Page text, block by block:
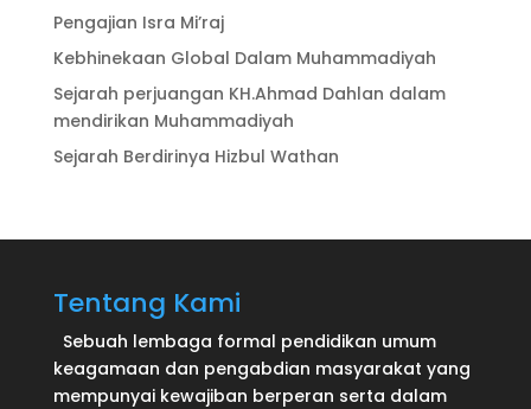
Pengajian Isra Mi’raj
Kebhinekaan Global Dalam Muhammadiyah
Sejarah perjuangan KH.Ahmad Dahlan dalam
mendirikan Muhammadiyah
Sejarah Berdirinya Hizbul Wathan
Tentang Kami
Sebuah lembaga formal pendidikan umum
keagamaan dan pengabdian masyarakat yang
mempunyai kewajiban berperan serta dalam